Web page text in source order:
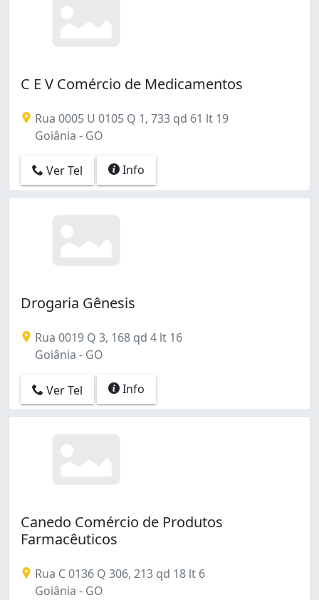
C E V Comércio de Medicamentos
Rua 0005 U 0105 Q 1, 733 qd 61 lt 19
Goiânia - GO
Ver Tel Info
Drogaria Gênesis
Rua 0019 Q 3, 168 qd 4 lt 16
Goiânia - GO
Ver Tel Info
Canedo Comércio de Produtos
Farmacêuticos
Rua C 0136 Q 306, 213 qd 18 lt 6
Goiânia - GO